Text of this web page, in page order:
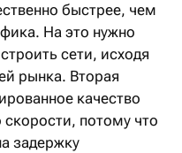
быстрее, чем
На это нужно
сети, исходя
рынка. Вторая
качество
скорости, потому что
задержку